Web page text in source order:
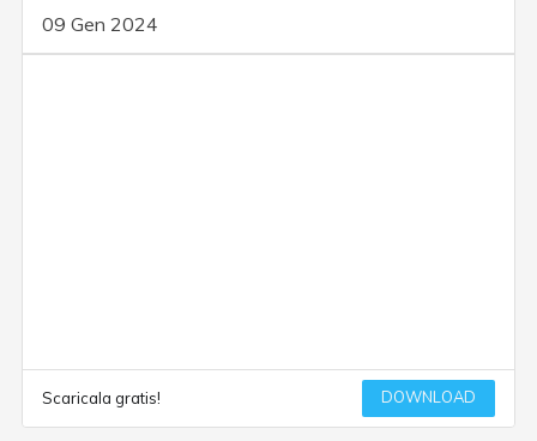
09 Gen 2024
Scaricala gratis! DOWNLOAD